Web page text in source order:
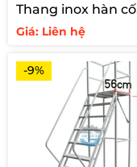
Thang inox hàn cố
định cho siêu thị
Giá: Liên hệ
-9%